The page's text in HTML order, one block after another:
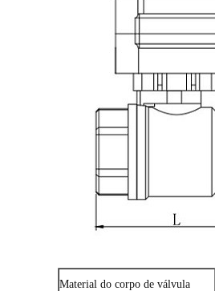
Material do corpo de válvula